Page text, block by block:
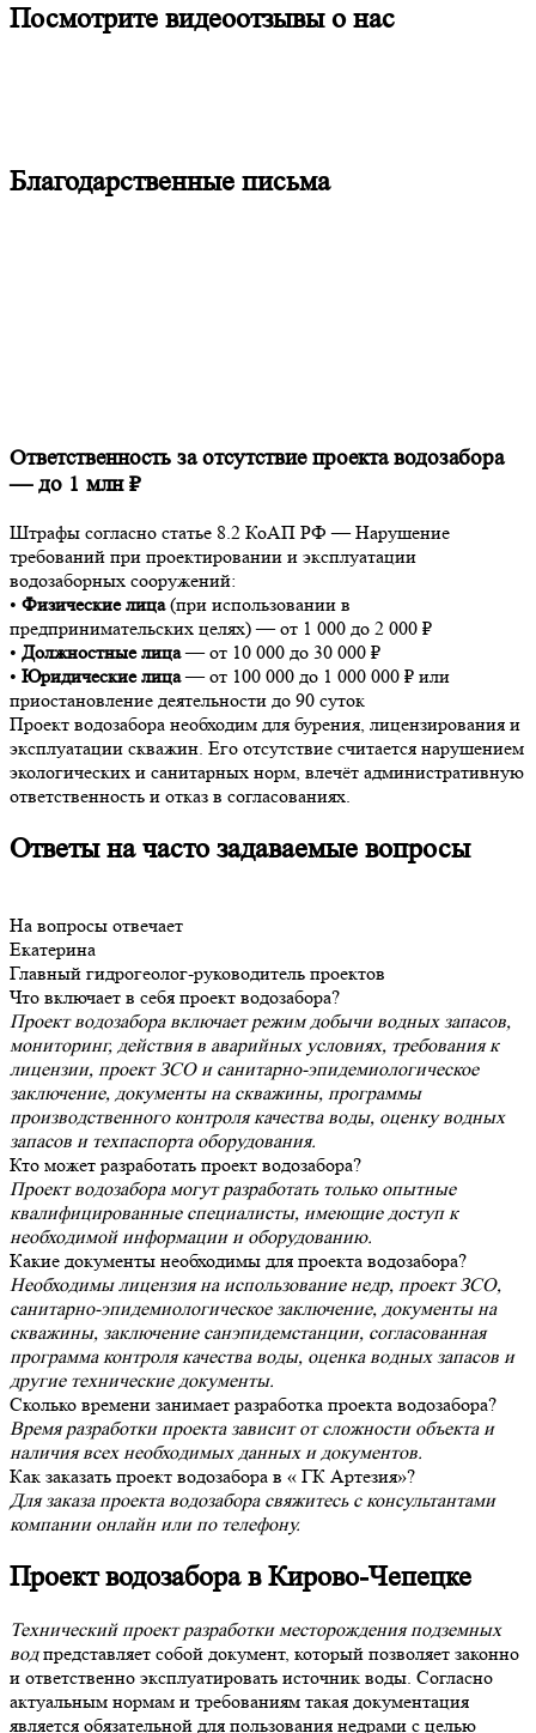
Посмотрите видеоотзывы о нас
Благодарственные письма
Ответственность за отсутствие проекта водозабора
— до 1 млн ₽
Штрафы согласно статье 8.2 КоАП РФ — Нарушение
требований при проектировании и эксплуатации
водозаборных сооружений:
• Физические лица(при использовании в
предпринимательских целях) — от 1 000 до 2 000 ₽
• Должностные лица— от 10 000 до 30 000 ₽
• Юридические лица— от 100 000 до 1 000 000 ₽ или
приостановление деятельности до 90 суток
Проект водозабора необходим для бурения, лицензирования и
эксплуатации скважин. Его отсутствие считается нарушением
экологических и санитарных норм, влечёт административную
ответственность и отказ в согласованиях.
Ответы на часто задаваемые вопросы
На вопросы отвечает
Екатерина
Главный гидрогеолог-руководитель проектов
Что включает в себя проект водозабора?
Проект водозабора включает режим добычи водных запасов,
мониторинг, действия в аварийных условиях, требования к
лицензии, проект ЗСО и санитарно-эпидемиологическое
заключение, документы на скважины, программы
производственного контроля качества воды, оценку водных
запасов и техпаспорта оборудования.
Кто может разработать проект водозабора?
Проект водозабора могут разработать только опытные
квалифицированные специалисты, имеющие доступ к
необходимой информации и оборудованию.
Какие документы необходимы для проекта водозабора?
Необходимы лицензия на использование недр, проект ЗСО,
санитарно-эпидемиологическое заключение, документы на
скважины, заключение санэпидемстанции, согласованная
программа контроля качества воды, оценка водных запасов и
другие технические документы.
Сколько времени занимает разработка проекта водозабора?
Время разработки проекта зависит от сложности объекта и
наличия всех необходимых данных и документов.
Как заказать проект водозабора в « ГК Артезия»?
Для заказа проекта водозабора свяжитесь с консультантами
компании онлайн или по телефону.
Проект водозабора в Кирово-Чепецке
Технический проект разработки месторождения подземных
водпредставляет собой документ, который позволяет законно
и ответственно эксплуатировать источник воды. Согласно
актуальным нормам и требованиям такая документация
является обязательной для пользования недрами с целью